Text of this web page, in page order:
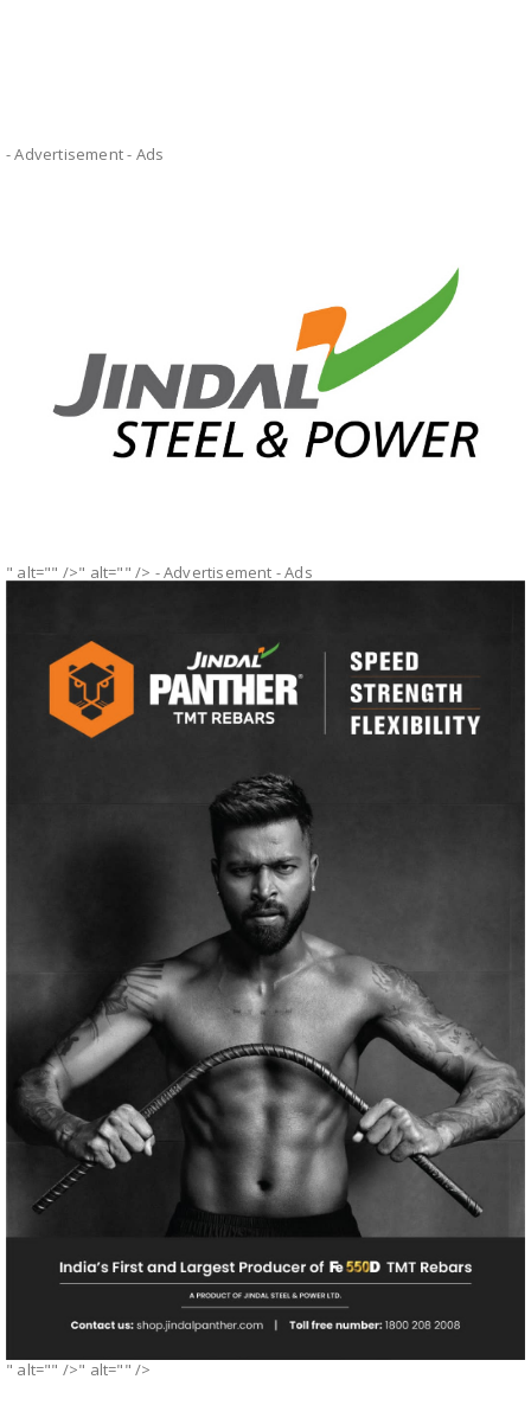
- Advertisement - Ads
" alt="" />" alt="" /> - Advertisement -Ads
" alt="" />" alt="" />